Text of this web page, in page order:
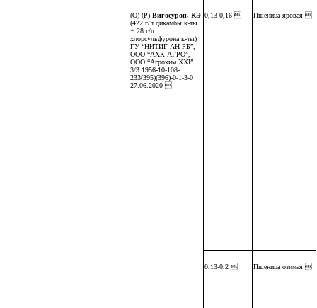
(О) (Р) Вигосурон, КЭ
(422 г/л дикамбы к-ты
+ 28 г/л
хлорсульфурона к-ты)
ГУ “НИТИГ АН РБ”,
ООО “АХК-АГРО”,
ООО “Агрохим ХХI”
3/3 1956-10-108-
233(395)(396)-0-1-3-0
27.06.2020 
0,13-0,16  Пшеница яровая 
0,13-0,2  Пшеница озимая 